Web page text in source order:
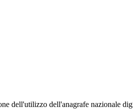
dell'utilizzo dell'anagrafe nazionale